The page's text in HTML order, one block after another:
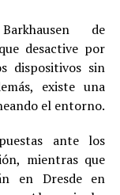
de
desactive por
dispositivos sin
existe una
el entorno.
ante los
mientras que
en Dresde en